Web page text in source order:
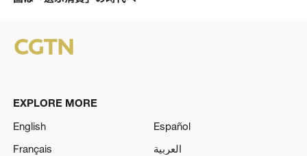
EXPLORE MORE
English
Español
Français
العربية